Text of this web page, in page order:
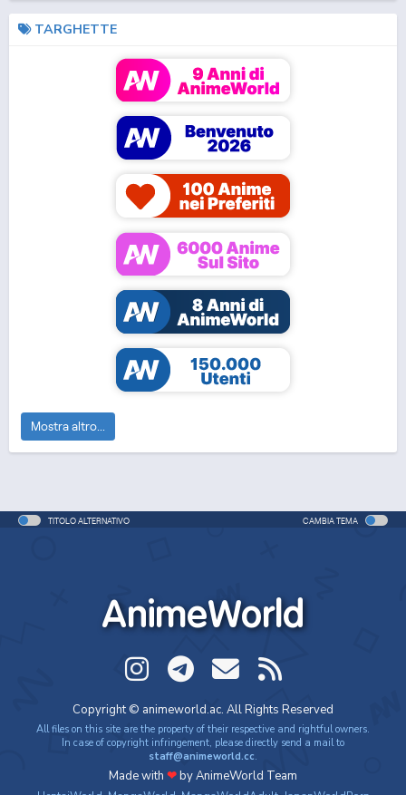
Spy x Family
Fruits Basket (2019)
Kimetsu no Yaiba S...
Kimetsu no Yaiba E...
TARGHETTE
Mostra altro...
TITOLO ALTERNATIVO CAMBIA TEMA
AnimeWorld
Copyright © animeworld.ac. All Rights Reserved
All files on this site are the property of their respective and rightful owners.
In case of copyright infringement, please directly send a mail to
staff@animeworld.cc.
Made with ❤by AnimeWorld Team